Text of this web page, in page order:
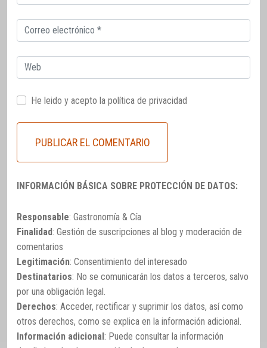
electrónico
Correo
electrónico
Web
He leido y acepto la política de privacidad
INFORMACIÓN BÁSICA SOBRE PROTECCIÓN DE DATOS:
Responsable: Gastronomía & Cía
Finalidad: Gestión de suscripciones al blog y moderación de
comentarios
Legitimación: Consentimiento del interesado
Destinatarios: No se comunicarán los datos a terceros, salvo
por una obligación legal.
Derechos: Acceder, rectificar y suprimir los datos, así como
otros derechos, como se explica en la información adicional.
Información adicional: Puede consultar la información